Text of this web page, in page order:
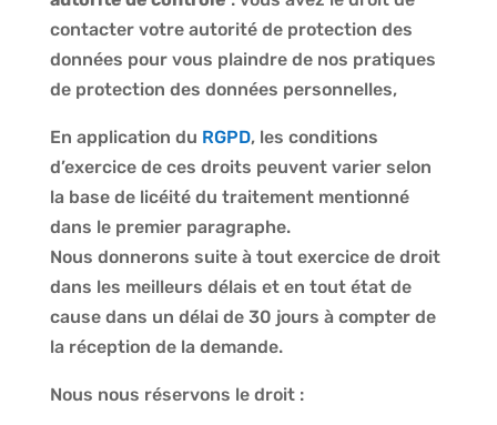
contacter votre autorité de protection des
données pour vous plaindre de nos pratiques
de protection des données personnelles,
En application du RGPD, les conditions
d’exercice de ces droits peuvent varier selon
la base de licéité du traitement mentionné
dans le premier paragraphe.
Nous donnerons suite à tout exercice de droit
dans les meilleurs délais et en tout état de
cause dans un délai de 30 jours à compter de
la réception de la demande.
Nous nous réservons le droit :